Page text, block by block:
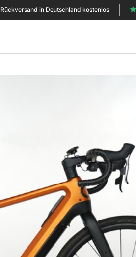
Rückversand in Deutschland kostenlos